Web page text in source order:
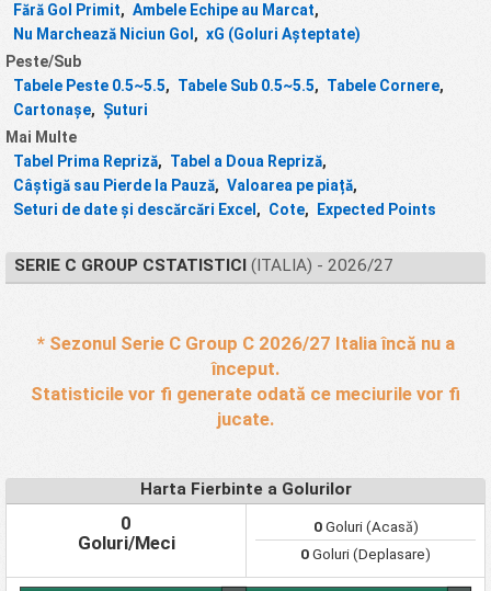
Fără Gol Primit, Ambele Echipe au Marcat,
Nu Marchează Niciun Gol , xG (Goluri Așteptate)
Peste/Sub
Tabele Peste 0.5~5.5, Tabele Sub 0.5~5.5, Tabele Cornere,
Cartonașe, Șuturi
Mai Multe
Tabel Prima Repriză, Tabel a Doua Repriză,
Câștigă sau Pierde la Pauză, Valoarea pe piață,
Seturi de date și descărcări Excel , Cote, Expected Points
SERIE C GROUP CSTATISTICI(ITALIA) - 2026/27
* Sezonul Serie C Group C 2026/27 Italia încă nu a
început.
Statisticile vor fi generate odată ce meciurile vor fi
jucate.
Harta Fierbinte a Golurilor
0
Goluri/Meci
0Goluri (Acasă)
0 Goluri (Deplasare)